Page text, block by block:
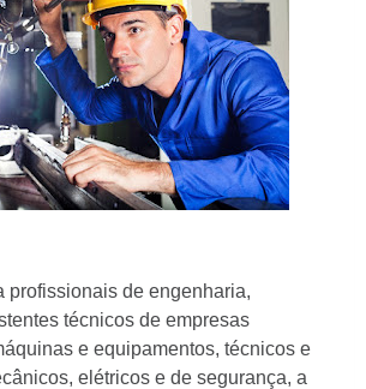
profissionais de engenharia,
técnicos de empresas
e equipamentos, técnicos e
elétricos e de segurança, a